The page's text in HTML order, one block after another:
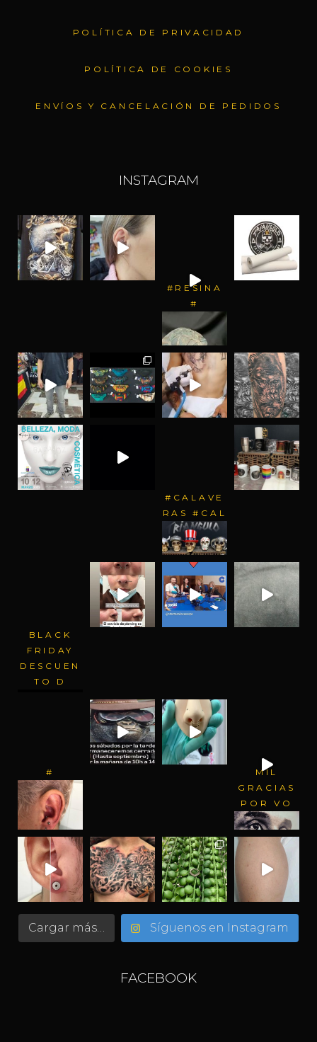
POLÍTICA DE PRIVACIDAD
POLÍTICA DE COOKIES
ENVÍOS Y CANCELACIÓN DE PEDIDOS
INSTAGRAM
#RESINA
#
#CALAVE
RAS #CAL
BLACK
FRIDAY
DESCUEN
TO D
#
MIL
GRACIAS
POR VO
Cargar más… Síguenos en Instagram
FACEBOOK